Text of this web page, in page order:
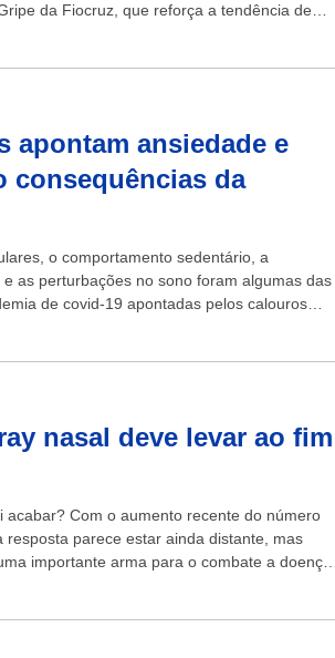
da Fiocruz, que reforça a tendência de
apontam ansiedade e
consequências da
o comportamento sedentário, a
as perturbações no sono foram algumas das
de covid-19 apontadas pelos calouros
nasal deve levar ao fim
acabar? Com o aumento recente do número
resposta parece estar ainda distante, mas
importante arma para o combate a doença: